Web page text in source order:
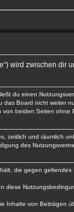
wird zwischen
du einen
Board nicht weiter
beiden Seiten ohne
zeitlich und räumlich
des
die gegen
diese
Inhalte von